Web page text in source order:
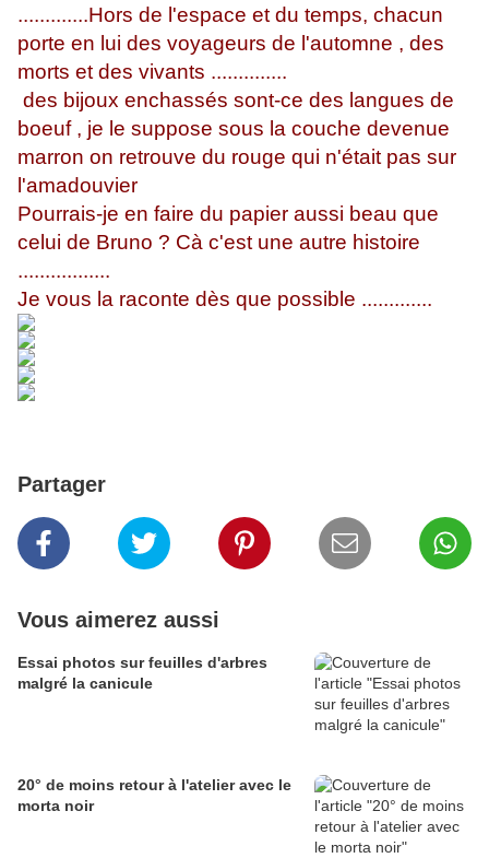
.............Hors de l'espace et du temps, chacun
porte en lui des voyageurs de l'automne , des
morts et des vivants ..............
des bijoux enchassés sont-ce des langues de
boeuf , je le suppose sous la couche devenue
marron on retrouve du rouge qui n'était pas sur
l'amadouvier
Pourrais-je en faire du papier aussi beau que
celui de Bruno ? Cà c'est une autre histoire
.................
Je vous la raconte dès que possible .............
Partager
Vous aimerez aussi
Essai photos sur feuilles d'arbres
malgré la canicule
20° de moins retour à l'atelier avec le
morta noir